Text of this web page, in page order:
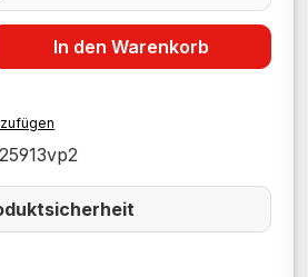
Gib den
In den Warenkorb
25913vp2